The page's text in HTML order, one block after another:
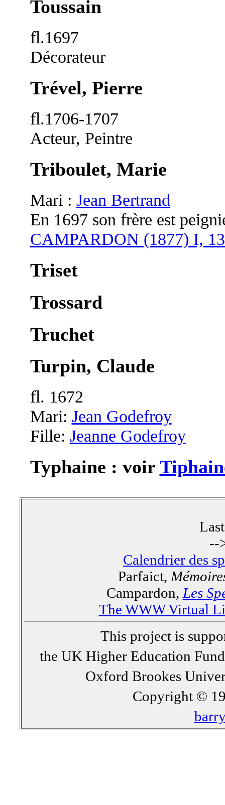
Toussain
fl.1697
Décorateur
Trével, Pierre
fl.1706-1707
Acteur, Peintre
Triboulet, Marie
Mari : Jean Bertrand
En 1697 son frère est
CAMPARDON (1877) I,
Triset
Trossard
Truchet
Turpin, Claude
fl. 1672
Mari: Jean Godefroy
Fille: Jeanne Godefroy
Typhaine : voir
--
Calendrier des
Parfaict,
Campardon, Les
The WWW Virtual
This project is
the UK Higher Education
Oxford Brookes
Copyright ©